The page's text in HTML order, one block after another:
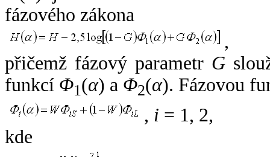
fázového zákona
,
přičemž fázový parametr G
funkcí Φ1(α) a Φ2(α). Fázovou
, i = 1, 2,
kde